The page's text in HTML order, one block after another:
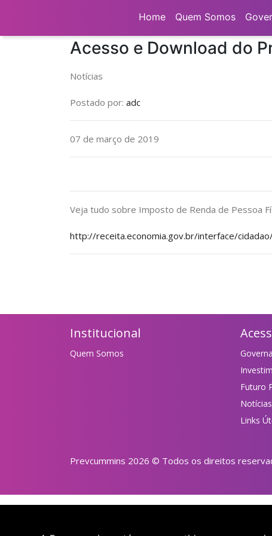
Home Quem Somos
Notícias Notícias Acesso e
Acesso e Download do
Notícias
Postado por: adc
07 de março de 2019
Veja tudo sobre Imposto de Renda de Pessoa
http://receita.economia.gov.br/interface/
Institucional
Quem Somos
Futuro
Notícias
Links
Prevcummins 2026 © Todos os direitos